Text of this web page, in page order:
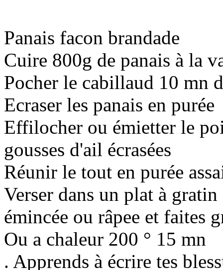
Panais facon brandade
Cuire 800g de panais à la
Pocher le cabillaud 10 mn
Ecraser les panais en purée
Effilocher ou émietter le
gousses d'ail écrasées
Réunir le tout en purée
Verser dans un plat à
émincée ou râpee et faites
Ou a chaleur 200 ° 15 mn
. Apprends à écrire tes